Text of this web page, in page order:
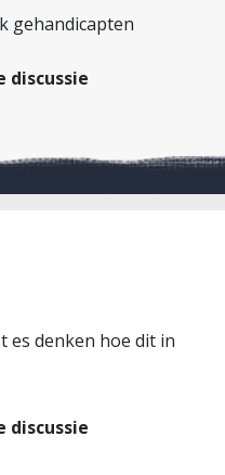
gehandicapten
discussie
es denken hoe dit in
discussie